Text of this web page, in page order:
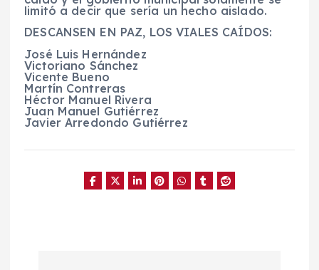
limitó a decir que sería un hecho aislado.
DESCANSEN EN PAZ, LOS VIALES CAÍDOS:
José Luis Hernández
Victoriano Sánchez
Vicente Bueno
Martín Contreras
Héctor Manuel Rivera
Juan Manuel Gutiérrez
Javier Arredondo Gutiérrez